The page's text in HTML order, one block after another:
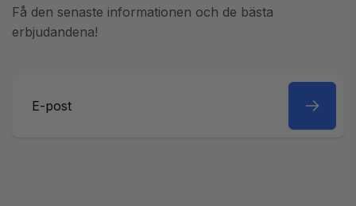
Få den senaste informationen och de bästa
erbjudandena!